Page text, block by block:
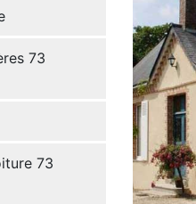
73
73